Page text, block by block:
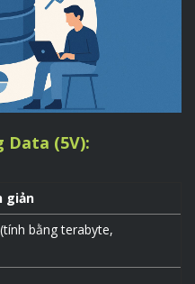
Data (5V):
giản
bằng terabyte,